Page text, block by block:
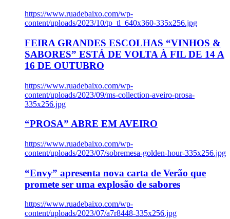
https://www.ruadebaixo.com/wp-
content/uploads/2023/10/tp_tl_640x360-335x256.jpg
FEIRA GRANDES ESCOLHAS “VINHOS &
SABORES” ESTÁ DE VOLTA À FIL DE 14 A
16 DE OUTUBRO
https://www.ruadebaixo.com/wp-
content/uploads/2023/09/ms-collection-aveiro-prosa-
335x256.jpg
“PROSA” ABRE EM AVEIRO
https://www.ruadebaixo.com/wp-
content/uploads/2023/07/sobremesa-golden-hour-335x256.jpg
“Envy” apresenta nova carta de Verão que
promete ser uma explosão de sabores
https://www.ruadebaixo.com/wp-
content/uploads/2023/07/a7r8448-335x256.jpg